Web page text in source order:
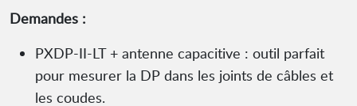
Demandes :
PXDP-II-LT + antenne capacitive : outil parfait
pour mesurer la DP dans les joints de câbles et
les coudes.